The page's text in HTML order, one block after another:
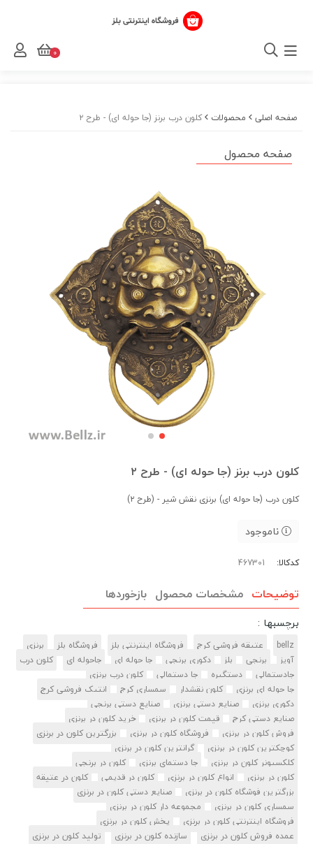
صفحه اصلی محصولات کلون درب برنز (جا حوله ای) - طرح ۲
صفحه محصول
کلون درب برنز (جا حوله ای) - طرح ۲
کلون درب (جا حوله ای) برنزی نقش شیر - (طرح ۲)
ناموجود
کدکالا:
توضیحات مشخصات محصول بازخوردها
برچسبها :
bellz عتیقه فروشی کرج فروشگاه اینترنتی بلز فروشگاه بلز
برنزی
آویز
برنجی بلز دکوری برنجی جا حوله ای جاحوله ای
کلون درب
جادستمالی
دستگیره جا دستمالی
کلون درب برنزی
جا حوله ای برنزی
کلون نقشدار سمساری کرج
انتیک فروشی کرج
دکوری برنزی
صنایع دستی برنزی
صنایع دستی برنجی
صنایع دستی کرج
قیمت کلون در برنزی
خرید کلون در برنزی
فروش کلون در برنزی
فروشگاه کلون در برنزی
بزرگترین کلون در برنزی
کوچکترین کلون در برنزی
گرانترین کلون در برنزی
کلکسیونر کلون در برنزی
جا دستمای برنزی
کلون در برنجی
کلون در برنزی
انواع کلون در برنزی کلون در قدیمی
کلون در عتیقه
بزرگترین فوشگاه کلون در برنزی
صنایع دستی کلون در برنزی
سمساری کلون در برنزی
مجموعه دار کلون در برنزی
فروشگاه اینترنتی کلون در برنزی
پخش کلون در برنزی
عمده فروش کلون در برنزی
سازنده کلون در برنزی تولید کلون در برنزی
0